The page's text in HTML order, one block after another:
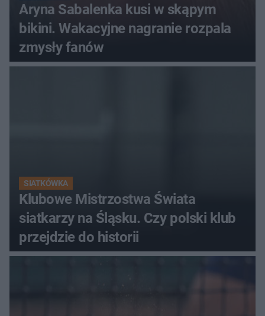
Aryna Sabalenka kusi w skąpym
bikini. Wakacyjne nagranie rozpala
zmysły fanów
SIATKÓWKA
Klubowe Mistrzostwa Świata
siatkarzy na Śląsku. Czy polski klub
przejdzie do historii